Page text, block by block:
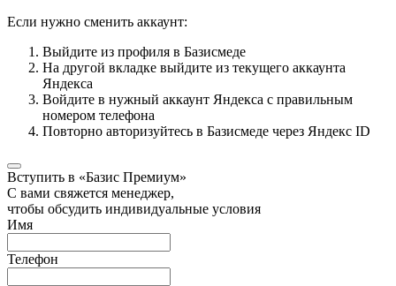
Если нужно сменить аккаунт:
Выйдите из профиля в Базисмеде
На другой вкладке выйдите из текущего аккаунта
Яндекса
Войдите в нужный аккаунт Яндекса с правильным
номером телефона
Повторно авторизуйтесь в Базисмеде через Яндекс ID
Вступить в «Базис Премиум»
С вами свяжется менеджер,
чтобы обсудить индивидуальные условия
Имя
Телефон